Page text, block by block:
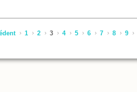
1 2 3 4 5 6 7 8 9